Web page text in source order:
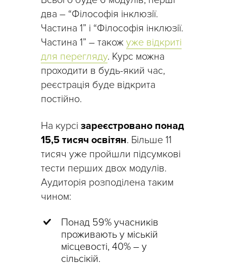
два – “Філософія інклюзії.
Частина 1” і “Філософія інклюзії.
Частина 1” – також уже відкриті
для перегляду. Курс можна
проходити в будь-який час,
реєстрація буде відкрита
постійно.
На курсі зареєстровано понад
15,5 тисяч освітян. Більше 11
тисяч уже пройшли підсумкові
тести перших двох модулів.
Аудиторія розподілена таким
чином:
Понад 59% учасників
проживають у міській
місцевості, 40% – у
сільсікій.